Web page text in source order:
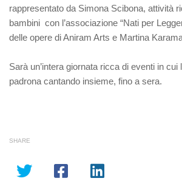
rappresentato da Simona Scibona, attività
bambini con l’associazione “Nati per
delle opere di Aniram Arts e Martina
Sarà un’intera giornata ricca di eventi in
padrona cantando insieme, fino a sera.
SHARE